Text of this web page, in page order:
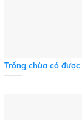
Trống chùa có